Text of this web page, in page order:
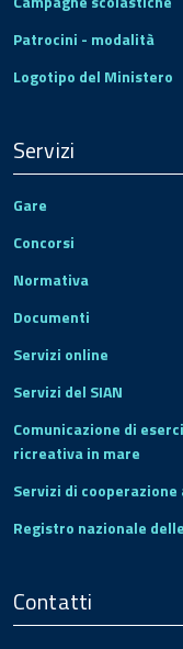
Patrocini - modalità
Logotipo del Ministero
Servizi
Gare
Concorsi
Normativa
Documenti
Servizi online
Servizi del SIAN
Comunicazione di
ricreativa in mare
Servizi di
Registro nazionale
Contatti